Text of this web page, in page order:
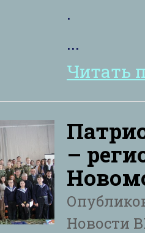
.
...
Читать
–
Новости